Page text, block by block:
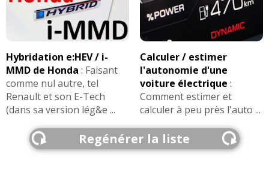
Hybridation e:HEV / i-
MMD de Honda : Faisant
comme nul autre, tel
Renault et son E-Tech
(dans sa version lég&e ...
Calculer / estimer
l'autonomie d'une
voiture électrique :
Comment estimer et
calculer à peu près l'auto ...
Regénérer la liste